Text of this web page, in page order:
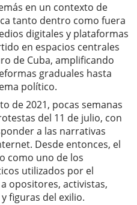
en un contexto de
tanto dentro como fuera
digitales y plataformas
en espacios centrales
de Cuba, amplificando
graduales hasta
político.
de 2021, pocas semanas
del 11 de julio, con
a las narrativas
Desde entonces, el
como uno de los
utilizados por el
opositores, activistas,
figuras del exilio.